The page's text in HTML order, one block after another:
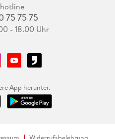
75 75 75
- 18.00 Uhr
App herunter.